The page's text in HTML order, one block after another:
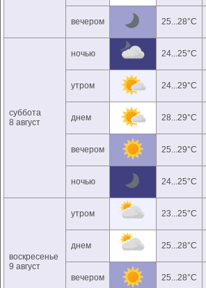
вечером 25...28°C
суббота
8 август
ночью 24...25°C
утром 24...29°C
днем 28...29°C
вечером 25...29°C
ночью 24...25°C
воскресенье
9 август
утром 23...25°C
днем 25...28°C
вечером 25...28°C